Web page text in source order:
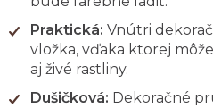
Praktická: Vnútri
vložka, vďaka ktorej
aj živé rastliny.
Dušičková: Dekoračné